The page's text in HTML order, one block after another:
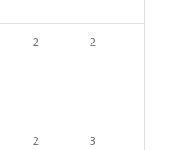
2 2
2 3